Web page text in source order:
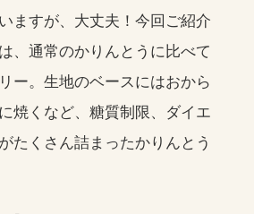
ますが、大丈夫！今回ご紹介
、通常のかりんとうに比べて
ー。生地のベースにはおから
焼くなど、糖質制限、ダイエ
たくさん詰まったかりんとう